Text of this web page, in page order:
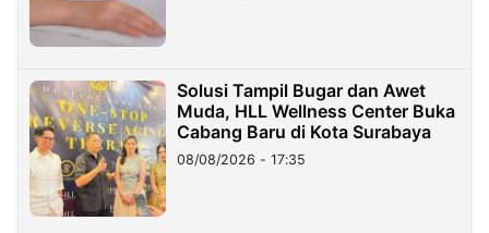
Solusi Tampil Bugar dan Awet
Muda, HLL Wellness Center Buka
Cabang Baru di Kota Surabaya
08/08/2026 - 17:35